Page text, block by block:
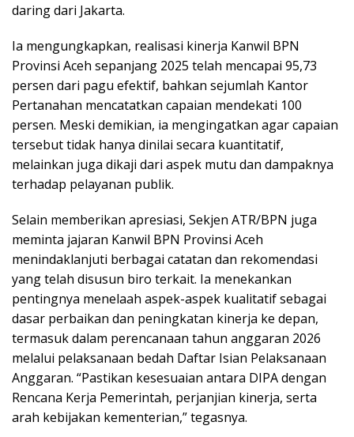
daring dari Jakarta.
Ia mengungkapkan, realisasi kinerja Kanwil BPN
Provinsi Aceh sepanjang 2025 telah mencapai 95,73
persen dari pagu efektif, bahkan sejumlah Kantor
Pertanahan mencatatkan capaian mendekati 100
persen. Meski demikian, ia mengingatkan agar capaian
tersebut tidak hanya dinilai secara kuantitatif,
melainkan juga dikaji dari aspek mutu dan dampaknya
terhadap pelayanan publik.
Selain memberikan apresiasi, Sekjen ATR/BPN juga
meminta jajaran Kanwil BPN Provinsi Aceh
menindaklanjuti berbagai catatan dan rekomendasi
yang telah disusun biro terkait. Ia menekankan
pentingnya menelaah aspek-aspek kualitatif sebagai
dasar perbaikan dan peningkatan kinerja ke depan,
termasuk dalam perencanaan tahun anggaran 2026
melalui pelaksanaan bedah Daftar Isian Pelaksanaan
Anggaran. “Pastikan kesesuaian antara DIPA dengan
Rencana Kerja Pemerintah, perjanjian kinerja, serta
arah kebijakan kementerian,” tegasnya.